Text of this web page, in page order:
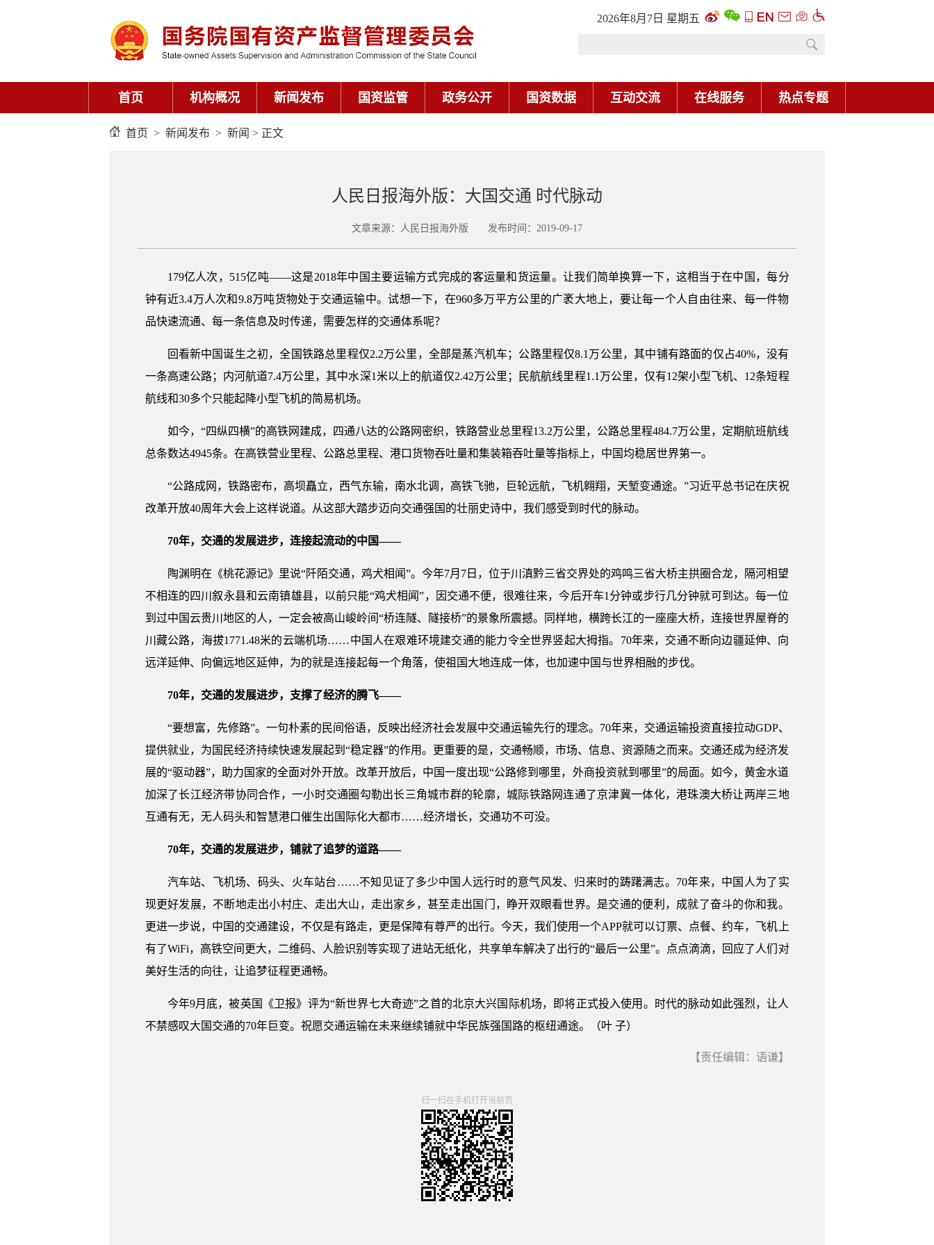
2026年8月7日 星期五
首页 机构概况 新闻发布 国资监管 政务公开 国资数据 互动交流 在线服务 热点专题
首页 > 新闻发布 > 新闻 > 正文
人民日报海外版：大国交通 时代脉动
文章来源：人民日报海外版 发布时间：2019-09-17
179亿人次，515亿吨——这是2018年中国主要运输方式完成的客运量和货运量。让我们简单换算一下，这相当于在中国，每分
钟有近3.4万人次和9.8万吨货物处于交通运输中。试想一下，在960多万平方公里的广袤大地上，要让每一个人自由往来、每一件物
品快速流通、每一条信息及时传递，需要怎样的交通体系呢？
回看新中国诞生之初，全国铁路总里程仅2.2万公里，全部是蒸汽机车；公路里程仅8.1万公里，其中铺有路面的仅占40%，没有
一条高速公路；内河航道7.4万公里，其中水深1米以上的航道仅2.42万公里；民航航线里程1.1万公里，仅有12架小型飞机、12条短程
航线和30多个只能起降小型飞机的简易机场。
如今，“四纵四横”的高铁网建成，四通八达的公路网密织，铁路营业总里程13.2万公里，公路总里程484.7万公里，定期航班航线
总条数达4945条。在高铁营业里程、公路总里程、港口货物吞吐量和集装箱吞吐量等指标上，中国均稳居世界第一。
“公路成网，铁路密布，高坝矗立，西气东输，南水北调，高铁飞驰，巨轮远航，飞机翱翔，天堑变通途。”习近平总书记在庆祝
改革开放40周年大会上这样说道。从这部大踏步迈向交通强国的壮丽史诗中，我们感受到时代的脉动。
70年，交通的发展进步，连接起流动的中国——
陶渊明在《桃花源记》里说“阡陌交通，鸡犬相闻”。今年7月7日，位于川滇黔三省交界处的鸡鸣三省大桥主拱圈合龙，隔河相望
不相连的四川叙永县和云南镇雄县，以前只能“鸡犬相闻”，因交通不便，很难往来，今后开车1分钟或步行几分钟就可到达。每一位
到过中国云贵川地区的人，一定会被高山峻岭间“桥连隧、隧接桥”的景象所震撼。同样地，横跨长江的一座座大桥，连接世界屋脊的
川藏公路，海拔1771.48米的云端机场……中国人在艰难环境建交通的能力令全世界竖起大拇指。70年来，交通不断向边疆延伸、向
远洋延伸、向偏远地区延伸，为的就是连接起每一个角落，使祖国大地连成一体，也加速中国与世界相融的步伐。
70年，交通的发展进步，支撑了经济的腾飞——
“要想富，先修路”。一句朴素的民间俗语，反映出经济社会发展中交通运输先行的理念。70年来，交通运输投资直接拉动GDP、
提供就业，为国民经济持续快速发展起到“稳定器”的作用。更重要的是，交通畅顺，市场、信息、资源随之而来。交通还成为经济发
展的“驱动器”，助力国家的全面对外开放。改革开放后，中国一度出现“公路修到哪里，外商投资就到哪里”的局面。如今，黄金水道
加深了长江经济带协同合作，一小时交通圈勾勒出长三角城市群的轮廓，城际铁路网连通了京津冀一体化，港珠澳大桥让两岸三地
互通有无，无人码头和智慧港口催生出国际化大都市……经济增长，交通功不可没。
70年，交通的发展进步，铺就了追梦的道路——
汽车站、飞机场、码头、火车站台……不知见证了多少中国人远行时的意气风发、归来时的踌躇满志。70年来，中国人为了实
现更好发展，不断地走出小村庄、走出大山，走出家乡，甚至走出国门，睁开双眼看世界。是交通的便利，成就了奋斗的你和我。
更进一步说，中国的交通建设，不仅是有路走，更是保障有尊严的出行。今天，我们使用一个APP就可以订票、点餐、约车，飞机上
有了WiFi，高铁空间更大，二维码、人脸识别等实现了进站无纸化，共享单车解决了出行的“最后一公里”。点点滴滴，回应了人们对
美好生活的向往，让追梦征程更通畅。
今年9月底，被英国《卫报》评为“新世界七大奇迹”之首的北京大兴国际机场，即将正式投入使用。时代的脉动如此强烈，让人
不禁感叹大国交通的70年巨变。祝愿交通运输在未来继续铺就中华民族强国路的枢纽通途。（叶 子）
【责任编辑：语谦】
扫一扫在手机打开当前页